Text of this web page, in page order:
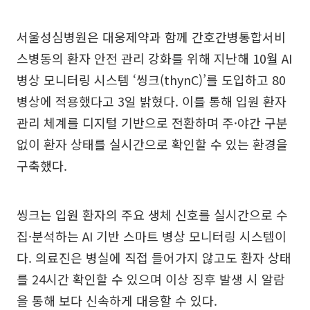
서울성심병원은 대웅제약과 함께 간호간병통합서비
스병동의 환자 안전 관리 강화를 위해 지난해 10월 AI
병상 모니터링 시스템 ‘씽크(thynC)’를 도입하고 80
병상에 적용했다고 3일 밝혔다. 이를 통해 입원 환자
관리 체계를 디지털 기반으로 전환하며 주·야간 구분
없이 환자 상태를 실시간으로 확인할 수 있는 환경을
구축했다.
씽크는 입원 환자의 주요 생체 신호를 실시간으로 수
집·분석하는 AI 기반 스마트 병상 모니터링 시스템이
다. 의료진은 병실에 직접 들어가지 않고도 환자 상태
를 24시간 확인할 수 있으며 이상 징후 발생 시 알람
을 통해 보다 신속하게 대응할 수 있다.